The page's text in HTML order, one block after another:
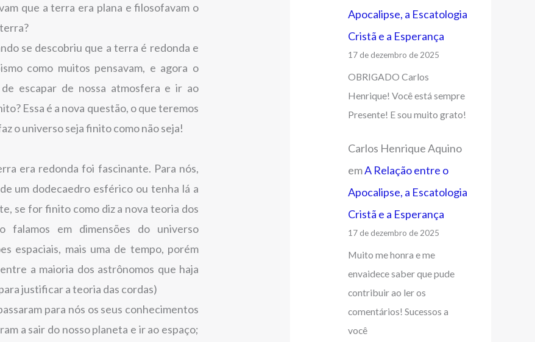
que a terra era plana e filosofavam o
se descobriu que a terra é redonda e
como muitos pensavam, e agora o
escapar de nossa atmosfera e ir ao
Essa é a nova questão, o que teremos
o universo seja finito como não seja!
era redonda foi fascinante. Para nós,
um dodecaedro esférico ou tenha lá a
se for finito como diz a nova teoria dos
falamos em dimensões do universo
espaciais, mais uma de tempo, porém
a maioria dos astrônomos que haja
justificar a teoria das cordas)
para nós os seus conhecimentos
a sair do nosso planeta e ir ao espaço;
Apocalipse, a Escatologia
Cristã e a Esperança
17 de dezembro de 2025
OBRIGADO Carlos
Henrique! Você está sempre
Presente! E sou muito grato!
Carlos Henrique Aquino
emA Relação entre o
Apocalipse, a Escatologia
Cristã e a Esperança
17 de dezembro de 2025
Muito me honra e me
envaidece saber que pude
contribuir ao ler os
comentários! Sucessos a
você